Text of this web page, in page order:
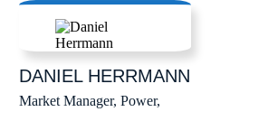
DANIELHERRMANN
Market Manager, Power,